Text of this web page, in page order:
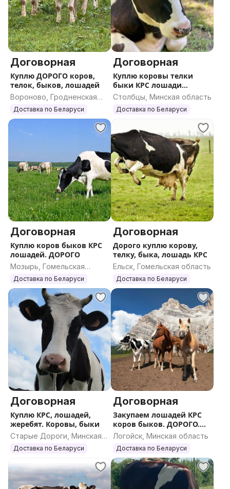
Договорная
Куплю ДОРОГО коров,
телок, быков, лошадей
Вороново, Гродненская
область
Доставка по Беларуси
Договорная
Куплю коровы телки
быки КРС лошади
жеребята
Столбцы, Минская область
Доставка по Беларуси
Договорная
Куплю коров быков КРС
лошадей. ДОРОГО
Мозырь, Гомельская
область
Доставка по Беларуси
Договорная
Дорого куплю корову,
телку, быка, лошадь КРС
Ельск, Гомельская область
Доставка по Беларуси
Договорная
Куплю КРС, лошадей,
жеребят. Коровы, быки
Старые Дороги, Минская
область
Доставка по Беларуси
Договорная
Закупаем лошадей КРС
коров быков. ДОРОГО.
Вся РБ
Логойск, Минская область
Доставка по Беларуси